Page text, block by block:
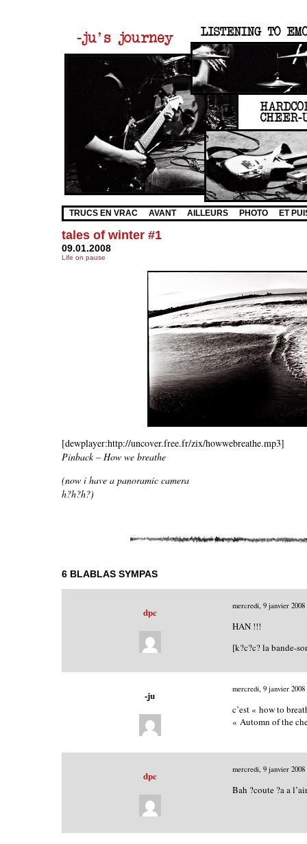
TRUCS EN VRAC AVANT AILLEURS PHOTO ET
tales of winter #1
09.01.2008
Life on pause
[dewplayer:http://uncover.free.fr/zix/howwebreathe.mp3]
Pinback – How we breathe
(now i have a panoramic camera
h?h?h?)
6 BLABLAS SYMPAS
dpc mercredi, 9 janvier 2008
HAN !!!
[k?c?c? la bande-
-ju mercredi, 9 janvier 2008
c’est « how to
« Automn of the
dpc mercredi, 9 janvier 2008
Bah ?coute ?a a